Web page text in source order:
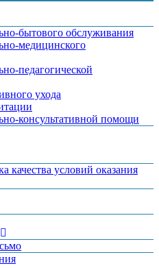
бытового обслуживания
медицинского
педагогической
ухода
консультативной помощи
качества условий оказания